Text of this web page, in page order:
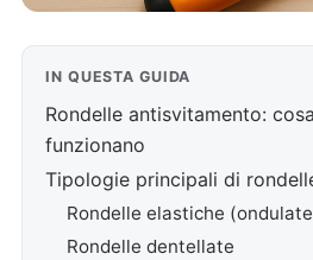
IN QUESTA GUIDA
Rondelle antisvitamento:
funzionano
Tipologie principali di
Rondelle elastiche
Rondelle dentellate